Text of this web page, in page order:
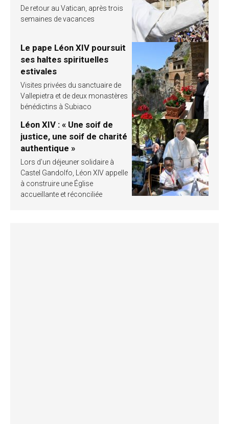
De retour au Vatican, après trois
semaines de vacances
Le pape Léon XIV poursuit
ses haltes spirituelles
estivales
Visites privées du sanctuaire de
Vallepietra et de deux monastères
bénédictins à Subiaco
Léon XIV : « Une soif de
justice, une soif de charité
authentique »
Lors d’un déjeuner solidaire à
Castel Gandolfo, Léon XIV appelle
à construire une Église
accueillante et réconciliée